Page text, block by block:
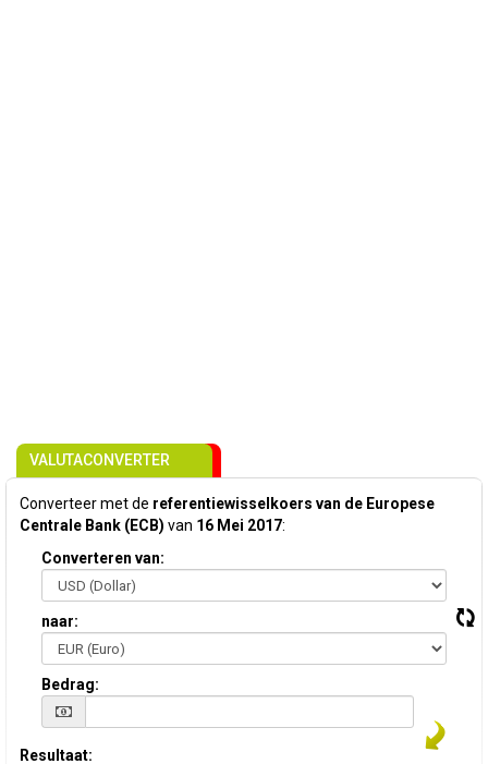
VALUTACONVERTER
Converteer met de referentiewisselkoers van de Europese
Centrale Bank (ECB) van 16 Mei 2017:
Converteren van:
naar:
Bedrag:
Resultaat: